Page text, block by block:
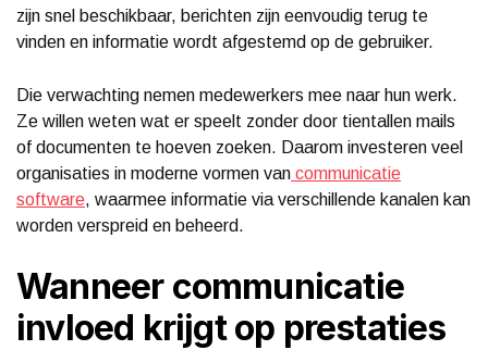
zijn snel beschikbaar, berichten zijn eenvoudig terug te
vinden en informatie wordt afgestemd op de gebruiker.
Die verwachting nemen medewerkers mee naar hun werk.
Ze willen weten wat er speelt zonder door tientallen mails
of documenten te hoeven zoeken. Daarom investeren veel
organisaties in moderne vormen van communicatie
software, waarmee informatie via verschillende kanalen kan
worden verspreid en beheerd.
Wanneer communicatie
invloed krijgt op prestaties